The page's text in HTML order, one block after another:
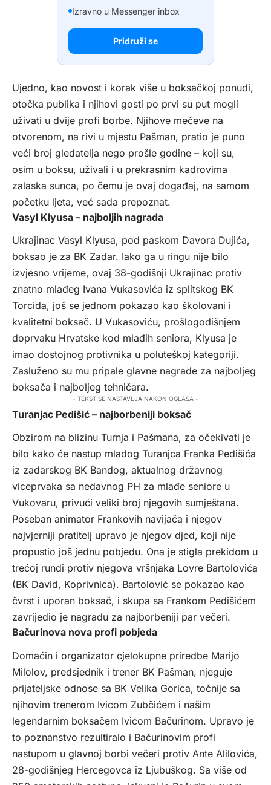
Izravno u Messenger inbox
Pridruži se
Ujedno, kao novost i korak više u boksačkoj ponudi,
otočka publika i njihovi gosti po prvi su put mogli
uživati u dvije profi borbe. Njihove mečeve na
otvorenom, na rivi u mjestu Pašman, pratio je puno
veći broj gledatelja nego prošle godine – koji su,
osim u boksu, uživali i u prekrasnim kadrovima
zalaska sunca, po čemu je ovaj događaj, na samom
početku ljeta, već sada prepoznat.
Vasyl Klyusa – najboljih nagrada
Ukrajinac Vasyl Klyusa, pod paskom Davora Dujića,
boksao je za BK Zadar. Iako ga u ringu nije bilo
izvjesno vrijeme, ovaj 38-godišnji Ukrajinac protiv
znatno mlađeg Ivana Vukasovića iz splitskog BK
Torcida, još se jednom pokazao kao školovani i
kvalitetni boksač. U Vukasoviću, prošlogodišnjem
doprvaku Hrvatske kod mlađih seniora, Klyusa je
imao dostojnog protivnika u poluteškoj kategoriji.
Zasluženo su mu pripale glavne nagrade za najboljeg
boksača i najboljeg tehničara.
- TEKST SE NASTAVLJA NAKON OGLASA -
Turanjac Pedišić – najborbeniji boksač
Obzirom na blizinu Turnja i Pašmana, za očekivati je
bilo kako će nastup mladog Turanjca Franka Pedišića
iz zadarskog BK Bandog, aktualnog državnog
viceprvaka sa nedavnog PH za mlađe seniore u
Vukovaru, privući veliki broj njegovih sumještana.
Poseban animator Frankovih navijača i njegov
najvjerniji pratitelj upravo je njegov djed, koji nije
propustio još jednu pobjedu. Ona je stigla prekidom u
trećoj rundi protiv njegova vršnjaka Lovre Bartolovića
(BK David, Koprivnica). Bartolović se pokazao kao
čvrst i uporan boksač, i skupa sa Frankom Pedišićem
zavrijedio je nagradu za najborbeniji par večeri.
Bačurinova nova profi pobjeda
Domaćin i organizator cjelokupne priredbe Marijo
Milolov, predsjednik i trener BK Pašman, njeguje
prijateljske odnose sa BK Velika Gorica, točnije sa
njihovim trenerom Ivicom Zubčićem i našim
legendarnim boksačem Ivicom Bačurinom. Upravo je
to poznanstvo rezultiralo i Bačurinovim profi
nastupom u glavnoj borbi večeri protiv Ante Alilovića,
28-godišnjeg Hercegovca iz Ljubuškog. Sa više od